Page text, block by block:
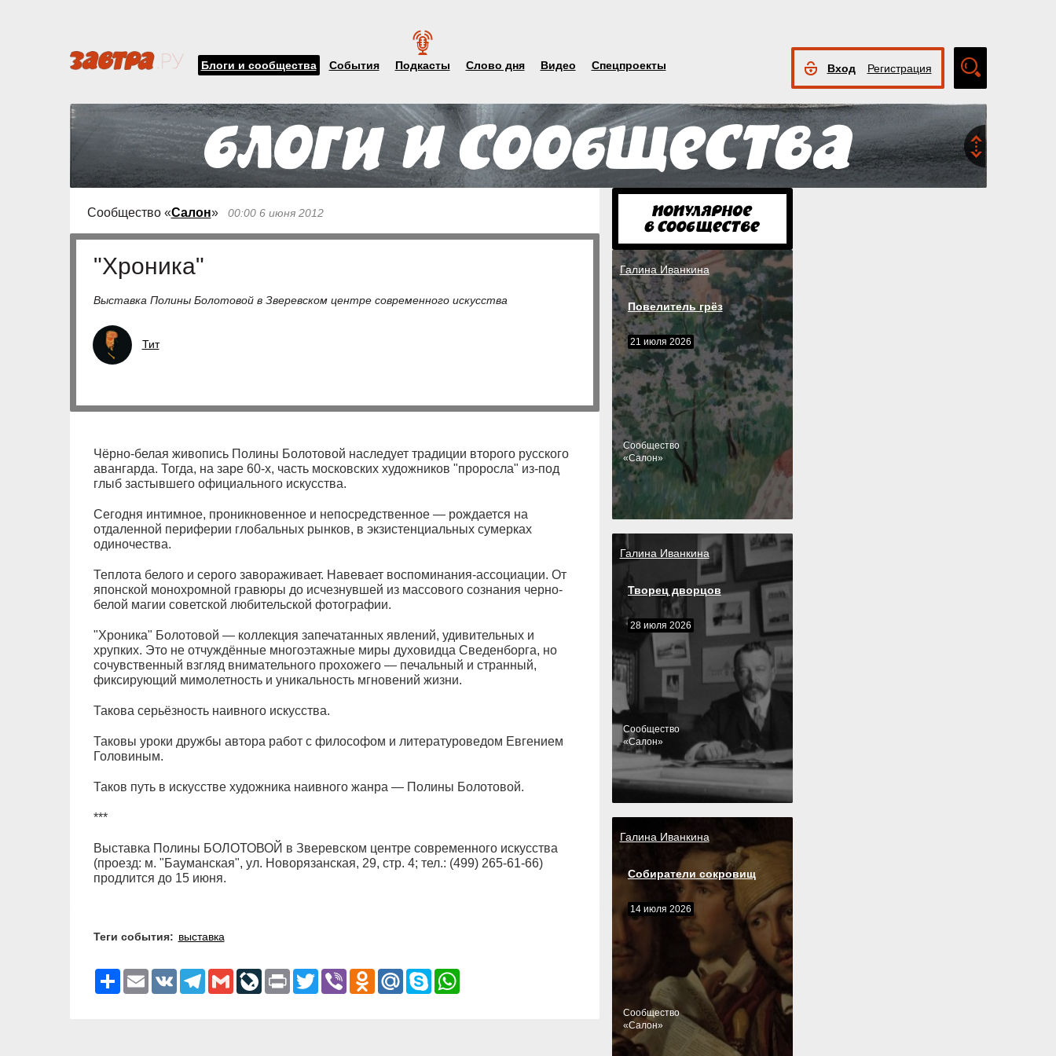
Блоги и сообщества События Подкасты Слово дня Видео Спецпроекты Вход Регистрация
поиск
Сообщество «Салон» 00:00 6 июня 2012
"Хроника"
Выставка Полины Болотовой в Зверевском центре современного искусства
Тит
Чёрно-белая живопись Полины Болотовой наследует традиции второго русского
авангарда. Тогда, на заре 60-х, часть московских художников "проросла" из-под
глыб застывшего официального искусства.
Сегодня интимное, проникновенное и непосредственное — рождается на
отдаленной периферии глобальных рынков, в экзистенциальных сумерках
одиночества.
Теплота белого и серого завораживает. Навевает воспоминания-ассоциации. От
японской монохромной гравюры до исчезнувшей из массового сознания черно-
белой магии советской любительской фотографии.
"Хроника" Болотовой — коллекция запечатанных явлений, удивительных и
хрупких. Это не отчуждённые многоэтажные миры духовидца Сведенборга, но
сочувственный взгляд внимательного прохожего — печальный и странный,
фиксирующий мимолетность и уникальность мгновений жизни.
Такова серьёзность наивного искусства.
Таковы уроки дружбы автора работ с философом и литературоведом Евгением
Головиным.
Таков путь в искусстве художника наивного жанра — Полины Болотовой.
***
Выставка Полины БОЛОТОВОЙ в Зверевском центре современного искусства
(проезд: м. "Бауманская", ул. Новорязанская, 29, стр. 4; тел.: (499) 265-61-66)
продлится до 15 июня.
Теги события: выставка
РесурсEmail VK Telegram
GmailLiveJournal
Print TwitterViber Odnoklassniki
Mail.RuSkypeWhatsApp
Галина Иванкина
Повелитель грёз
21 июля 2026
Cообщество
«Салон»
Галина Иванкина
Творец дворцов
28 июля 2026
Cообщество
«Салон»
Галина Иванкина
Собиратели сокровищ
14 июля 2026
Cообщество
«Салон»